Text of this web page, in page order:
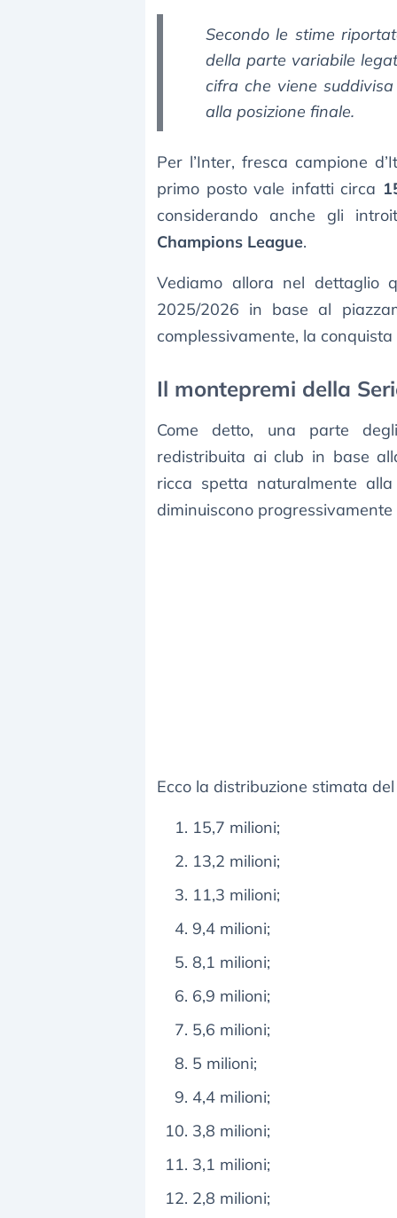
Secondo le stime
della parte variabile
cifra che viene
alla posizione finale.
Per l’Inter, fresca campione
primo posto vale infatti circa
considerando anche gli
Champions League.
Vediamo allora nel dettaglio
2025/2026 in base al
complessivamente, la conquista
Il montepremi della
Come detto, una parte
redistribuita ai club in base
ricca spetta naturalmente
diminuiscono
Ecco la distribuzione stimata del
15,7 milioni;
13,2 milioni;
11,3 milioni;
9,4 milioni;
8,1 milioni;
6,9 milioni;
5,6 milioni;
5 milioni;
4,4 milioni;
3,8 milioni;
3,1 milioni;
2,8 milioni;